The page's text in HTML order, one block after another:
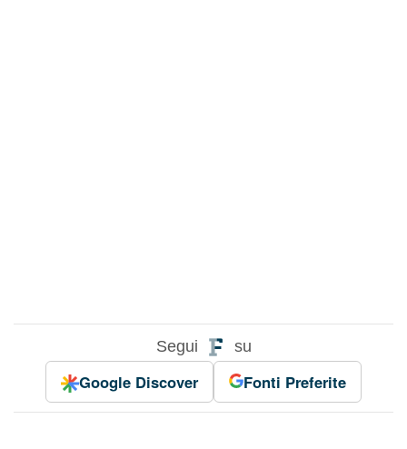
Segui su
Google Discover Fonti Preferite